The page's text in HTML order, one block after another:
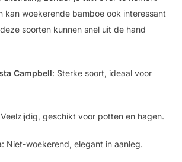
kan woekerende bamboe ook interessant
soorten kunnen snel uit de hand
Campbell: Sterke soort, ideaal voor
geschikt voor potten en hagen.
: Niet-woekerend, elegant in aanleg.